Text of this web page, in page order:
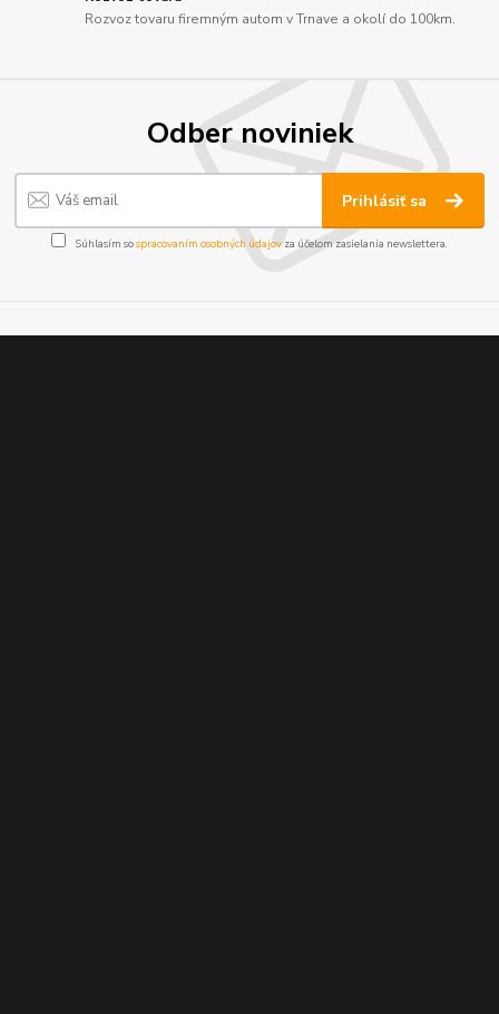
Rozvoz tovaru firemným autom v Trnave a okolí do 100km.
Odber noviniek
Prihlásiť sa
Súhlasím sospracovaním osobných údajov za účelom zasielania newslettera.